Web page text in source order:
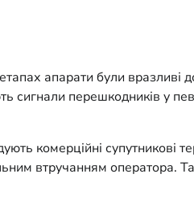
апарати були вразливі до
перешкодників у
комерційні
втручанням оператора.